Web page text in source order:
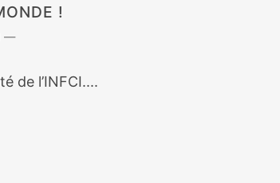
!
de l’INFCI....